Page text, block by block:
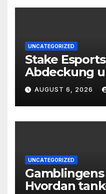
UNCATEGORIZED
Stake
Abdeckung
AUGUST 6, 2026
UNCATEGORIZED
Hvordan